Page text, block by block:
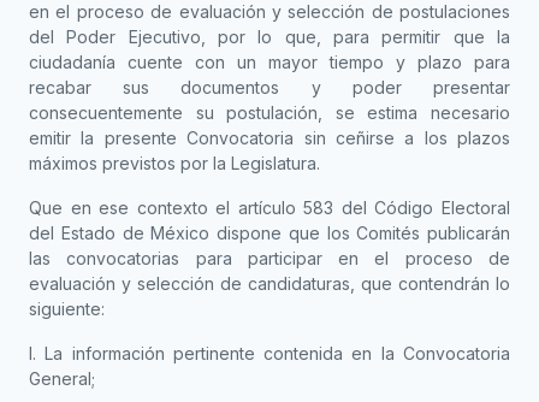
en el proceso de evaluación y selección de postulaciones
del Poder Ejecutivo, por lo que, para permitir que la
ciudadanía cuente con un mayor tiempo y plazo para
recabar sus documentos y poder presentar
consecuentemente su postulación, se estima necesario
emitir la presente Convocatoria sin ceñirse a los plazos
máximos previstos por la Legislatura.
Que en ese contexto el artículo 583 del Código Electoral
del Estado de México dispone que los Comités publicarán
las convocatorias para participar en el proceso de
evaluación y selección de candidaturas, que contendrán lo
siguiente:
I. La información pertinente contenida en la Convocatoria
General;